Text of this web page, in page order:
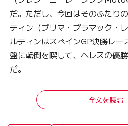
だ。ただし、今回はそのふたり
ティン（プリマ・プラマック・
ルティンはスペインGP決勝レー
盤に転倒を喫して、ヘレスの優
だ。
全文を読む